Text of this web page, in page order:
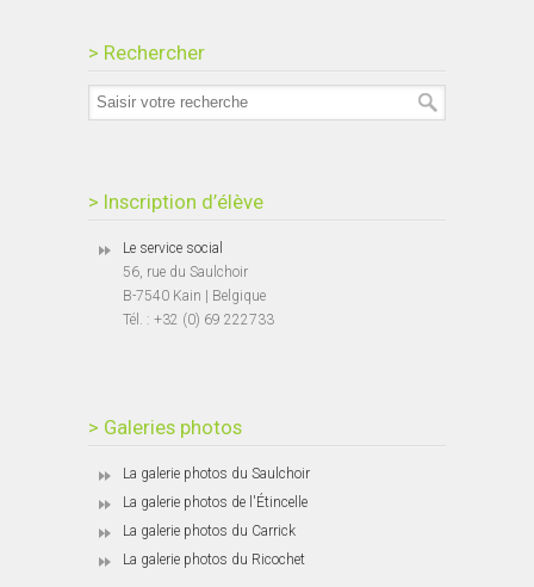
> Rechercher
> Inscription d’élève
Le service social
56, rue du Saulchoir
B-7540 Kain | Belgique
Tél. : +32 (0) 69 222733
> Galeries photos
La galerie photos du Saulchoir
La galerie photos de l'Étincelle
La galerie photos du Carrick
La galerie photos du Ricochet